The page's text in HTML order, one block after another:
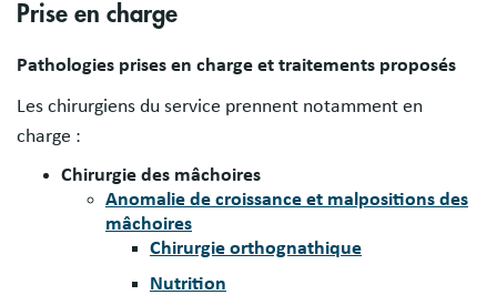
Prise en charge
Pathologies prises en charge et traitements proposés
Les chirurgiens du service prennent notamment en
charge :
Chirurgie des mâchoires
Anomalie de croissance et malpositions des
mâchoires
Chirurgie orthognathique
Nutrition